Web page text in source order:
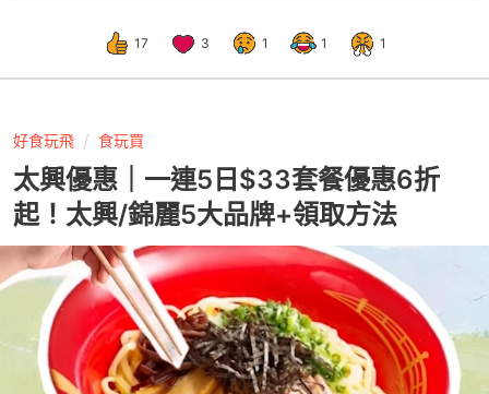
17 3 1 1 1
好食玩飛 食玩買
太興優惠｜一連5日$33套餐優惠6折
起！太興/錦麗5大品牌+領取方法